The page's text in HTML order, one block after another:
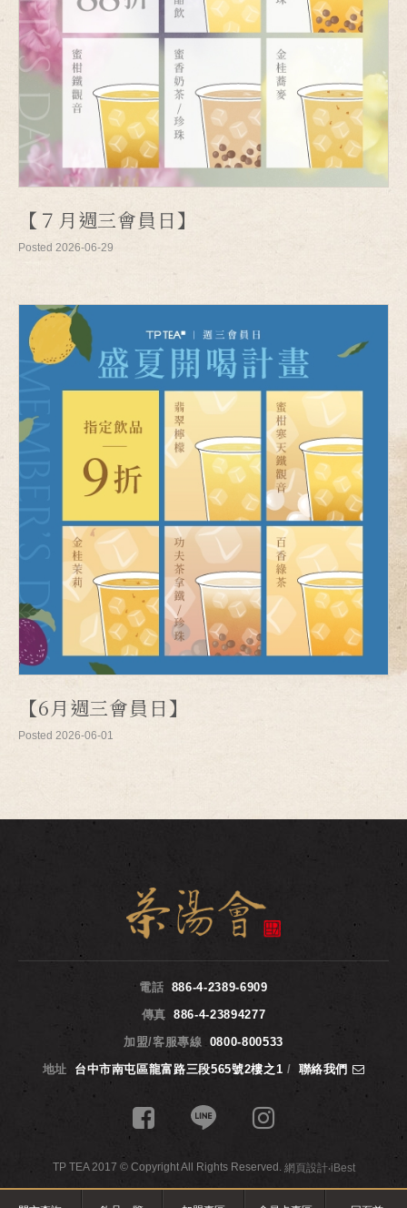
【７月週三會員日】
Posted 2026-06-29
【6月週三會員日】
Posted 2026-06-01
電話 886-4-2389-6909
傳真
886-4-23894277
加盟/客服專線 0800-800533
地址
台中市南屯區龍富路三段565號2樓之1 / 聯絡我們
TP TEA 2017 © Copyright All Rights Reserved. 網頁設計‧iBest